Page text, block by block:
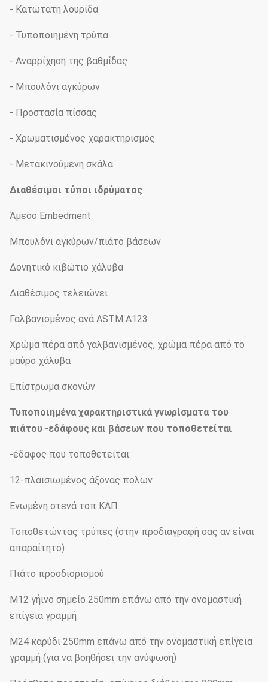
- Κατώτατη λουρίδα
- Τυποποιημένη τρύπα
- Αναρρίχηση της βαθμίδας
- Μπουλόνι αγκύρων
- Προστασία πίσσας
- Χρωματισμένος χαρακτηρισμός
- Μετακινούμενη σκάλα
Διαθέσιμοι τύποι ιδρύματος
Άμεσο Embedment
Μπουλόνι αγκύρων/πιάτο βάσεων
Δονητικό κιβώτιο χάλυβα
Διαθέσιμος τελειώνει
Γαλβανισμένος ανά ASTM A123
Χρώμα πέρα από γαλβανισμένος, χρώμα πέρα από το
μαύρο χάλυβα
Επίστρωμα σκονών
Τυποποιημένα χαρακτηριστικά γνωρίσματα του
πιάτου -εδάφους και βάσεων που τοποθετείται
-έδαφος που τοποθετείται:
12-πλαισιωμένος άξονας πόλων
Ενωμένη στενά τοπ ΚΑΠ
Τοποθετώντας τρύπες (στην προδιαγραφή σας αν είναι
απαραίτητο)
Πιάτο προσδιορισμού
M12 γήινο σημείο 250mm επάνω από την ονομαστική
επίγεια γραμμή
M24 καρύδι 250mm επάνω από την ονομαστική επίγεια
γραμμή (για να βοηθήσει την ανύψωση)